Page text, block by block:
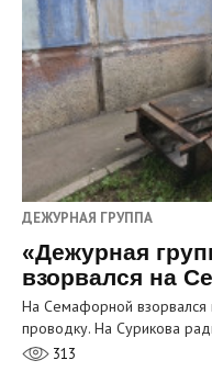
ДЕЖУРНАЯ ГРУППА
«Дежурная
взорвался на
На Семафорной взорвался
проводку. На Сурикова
313